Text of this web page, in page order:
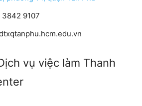
9107
vụ việc làm Thanh